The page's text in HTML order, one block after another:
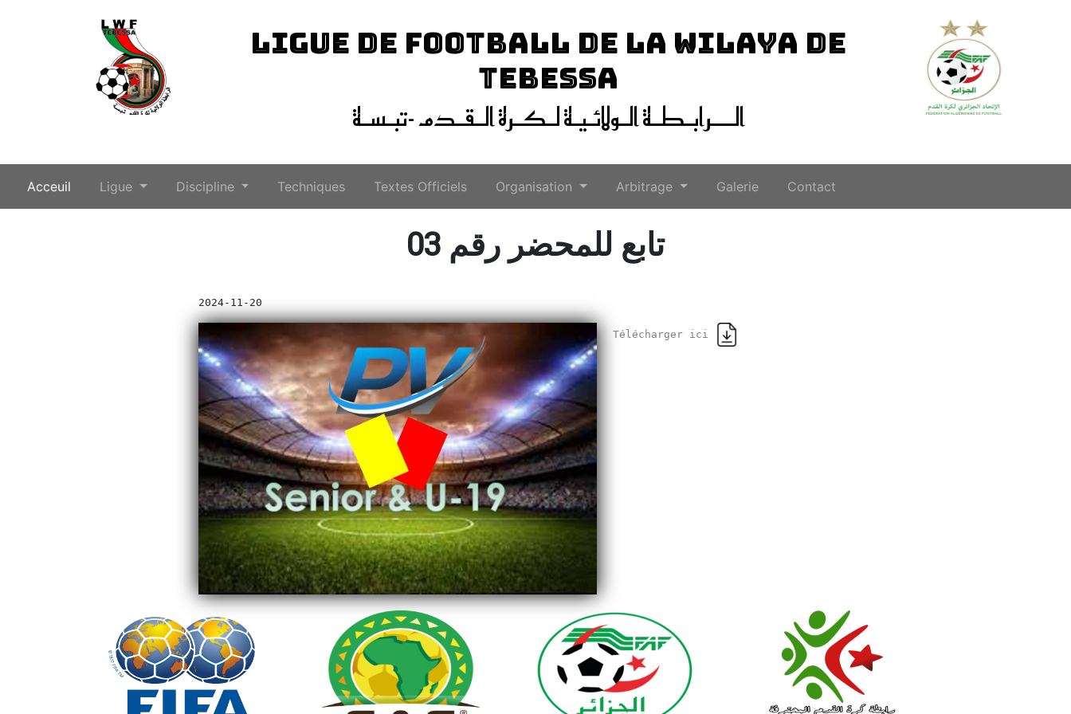
LIGUE DE FOOTBALL DE LA WILAYA DE
TEBESSA
الـــرابـطـة الـولائـيـة لـكـرة الـقـدم -تبـسـة
Acceuil (current)
Ligue Discipline Techniques Textes Officiels Organisation Arbitrage Galerie Contact
تابع للمحضر رقم 03
2024-11-20
Télécharger ici